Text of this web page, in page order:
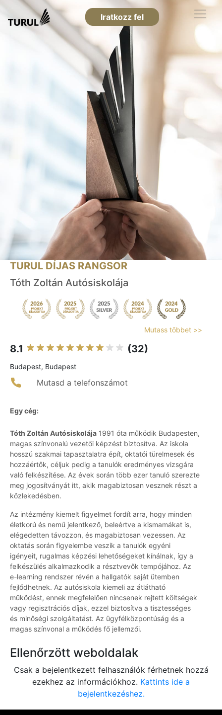
Iratkozz fel
TURUL DÍJAS RANGSOR
Tóth Zoltán Autósiskolája
Mutass többet >>
8.1 (32)
Budapest, Budapest
Mutasd a telefonszámot
Egy cég:
Tóth Zoltán Autósiskolája 1991 óta működik Budapesten,
magas színvonalú vezetői képzést biztosítva. Az iskola
hosszú szakmai tapasztalatra épít, oktatói türelmesek és
hozzáértők, céljuk pedig a tanulók eredményes vizsgára
való felkészítése. Az évek során több ezer tanuló szerezte
meg jogosítványát itt, akik magabiztosan vesznek részt a
közlekedésben.
Az intézmény kiemelt figyelmet fordít arra, hogy minden
életkorú és nemű jelentkező, beleértve a kismamákat is,
elégedetten távozzon, és magabiztosan vezessen. Az
oktatás során figyelembe veszik a tanulók egyéni
igényeit, rugalmas képzési lehetőségeket kínálnak, így a
felkészülés alkalmazkodik a résztvevők tempójához. Az
e-learning rendszer révén a hallgatók saját ütemben
fejlődhetnek. Az autósiskola kiemeli az átlátható
működést, ennek megfelelően nincsenek rejtett költségek
vagy regisztrációs díjak, ezzel biztosítva a tisztességes
és minőségi szolgáltatást. Az ügyfélközpontúság és a
magas színvonal a működés fő jellemzői.
Ellenőrzött weboldalak
Csak a bejelentkezett felhasználók férhetnek hozzá
ezekhez az információkhoz. Kattints ide a
bejelentkezéshez.